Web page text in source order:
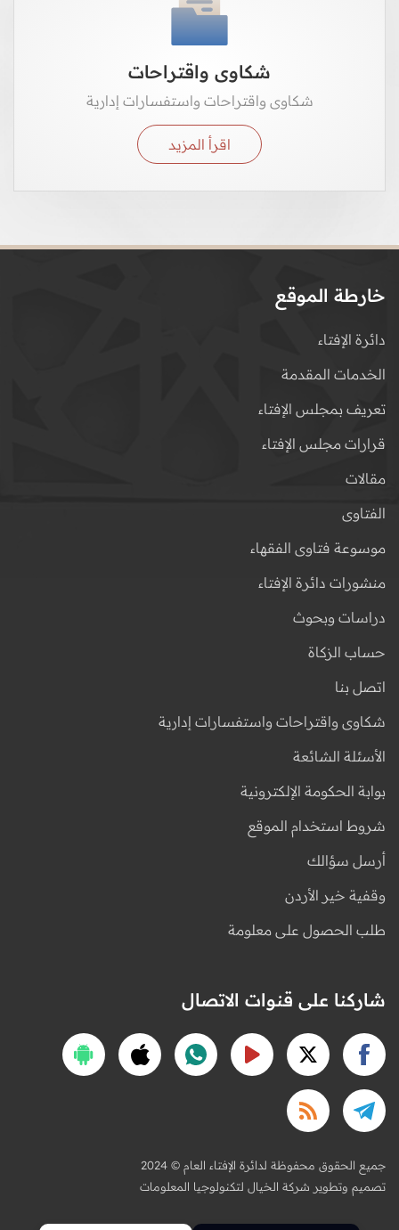
شكاوى واقتراحات
شكاوى واقتراحات واستفسارات إدارية
اقرأ المزيد
خارطة الموقع
دائرة الإفتاء
الخدمات المقدمة
تعريف بمجلس الإفتاء
قرارات مجلس الإفتاء
مقالات
الفتاوى
موسوعة فتاوى الفقهاء
منشورات دائرة الإفتاء
دراسات وبحوث
حساب الزكاة
اتصل بنا
شكاوى واقتراحات واستفسارات إدارية
الأسئلة الشائعة
بوابة الحكومة الإلكترونية
شروط استخدام الموقع
أرسل سؤالك
وقفية خير الأردن
طلب الحصول على معلومة
شاركنا على قنوات الاتصال
2024 © جميع الحقوق محفوظة لدائرة الإفتاء العام
تصميم وتطوير شركة الخيال لتكنولوجيا المعلومات